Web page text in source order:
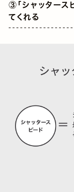
③「シャッタース
てくれる